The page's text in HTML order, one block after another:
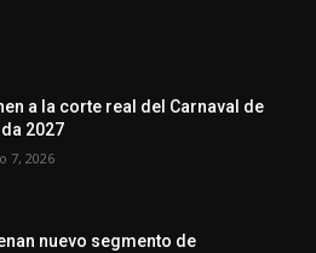
a la corte real del Carnaval de
2027
7, 2026
nuevo segmento de